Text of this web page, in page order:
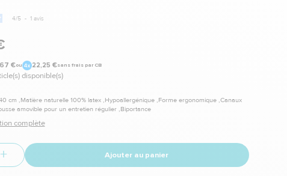
4/5 - 1 avis
€ou 22,25 €sans frais par CB
disponible(s)
cm ,Matière naturelle 100% latex ,Hypoallergénique ,Forme ergonomique ,Canaux
amovible pour un entretien régulier ,Biportance
complète
+ Ajouter au panier